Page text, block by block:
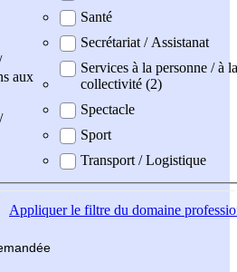
aux
Santé
Secrétariat / Assistanat
Services à la personne / à la
collectivité (2)
Spectacle
Sport
Transport / Logistique
Appliquerle filtre du domaine